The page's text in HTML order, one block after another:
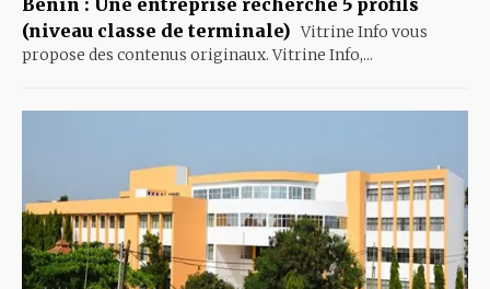
Bénin : Une entreprise recherche 5 profils
(niveau classe de terminale) Vitrine Info vous
propose des contenus originaux. Vitrine Info,...